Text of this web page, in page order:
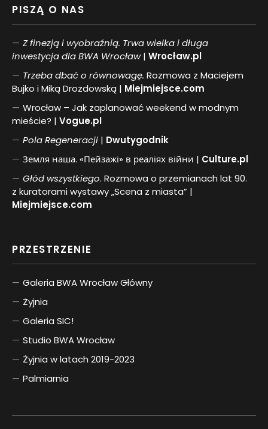
PISZĄ O NAS
Z finezją i wyobraźnią. Trwa wielka i długa
inwestycja dla BWA Wrocław| Wrocław.pl
Trzeba dbać o równowagę. Rozmowa z Maciejem
Bujko i Miką Drozdowską | Miejmiejsce.com
Wrocław – Jak zaplanować weekend w modnym
mieście? | Vogue.pl
PolaRegeneracji | Dwutygodnik
Земля наша. «Пейзажі» в реаліях війни | Culture.pl
Głód wszystkiego. Rozmowa o przemianach lat 90.
z kuratorami wystawy „Scena z miasta” |
Miejmiejsce.com
PRZESTRZENIE
Galeria BWA Wrocław Główny
Żyjnia
Galeria SIC!
Studio BWA Wrocław
Żyjnia w latach 2019-2023
Palmiarnia